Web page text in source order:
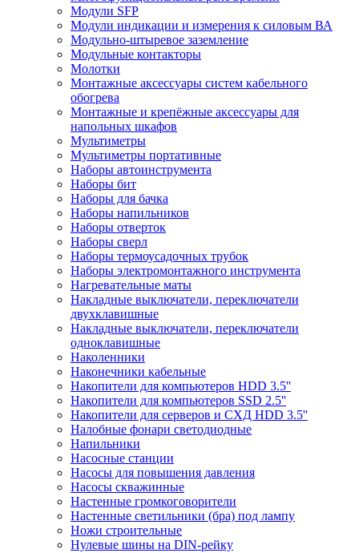
Модули SFP
Модули индикации и измерения к силовым ВА
Модульно-штыревое заземление
Модульные контакторы
Молотки
Монтажные аксессуары систем кабельного
обогрева
Монтажные и крепёжные аксессуары для
напольных шкафов
Мультиметры
Мультиметры портативные
Наборы автоинструмента
Наборы бит
Наборы для бачка
Наборы напильников
Наборы отверток
Наборы сверл
Наборы термоусадочных трубок
Наборы электромонтажного инструмента
Нагревательные маты
Накладные выключатели, переключатели
двухклавишные
Накладные выключатели, переключатели
одноклавишные
Наколенники
Наконечники кабельные
Накопители для компьютеров HDD 3.5''
Накопители для компьютеров SSD 2.5''
Накопители для серверов и СХД HDD 3.5''
Налобные фонари светодиодные
Напильники
Насосные станции
Насосы для повышения давления
Насосы скважинные
Настенные громкоговорители
Настенные светильники (бра) под лампу
Ножи строительные
Нулевые шины на DIN-рейку